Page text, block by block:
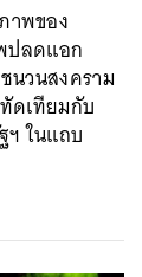
าพของ
ปลดแอก
นวนสงคราม
ดเทียมกับ
ฯ ในแถบ